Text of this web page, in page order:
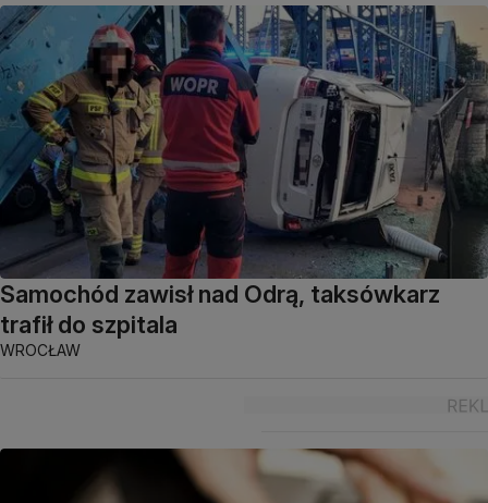
Samochód zawisł nad Odrą, taksówkarz
trafił do szpitala
WROCŁAW